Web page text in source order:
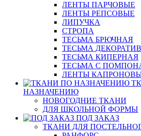
ЛЕНТЫ ПАРЧОВЫЕ
ЛЕНТЫ РЕПСОВЫЕ
ЛИПУЧКА
СТРОПА
ТЕСЬМА БРЮЧНАЯ
ТЕСЬМА
ТЕСЬМА КИПЕРНАЯ
ТЕСЬМА С
ЛЕНТЫ
НАЗНАЧЕНИЮ
НОВОГОДНИЕ ТКАНИ
ДЛЯ ШКОЛЬНОЙ ФОРМЫ
ПОД ЗАКАЗ
ТКАНИ ДЛЯ